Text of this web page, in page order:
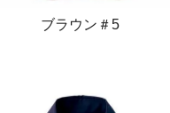
ブラウン＃5